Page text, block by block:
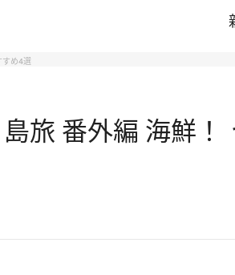
すめ4選
旅 番外編 海鮮